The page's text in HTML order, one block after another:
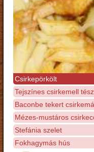
Csirkepörkölt
Tejszínes csirkemell
Baconbe tekert
Mézes-mustáros
Stefánia szelet
Fokhagymás hús